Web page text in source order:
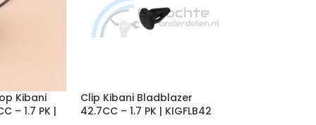
Kibani
– 1.7 PK |
Clip Kibani Bladblazer
42.7CC – 1.7 PK | KIGFLB42